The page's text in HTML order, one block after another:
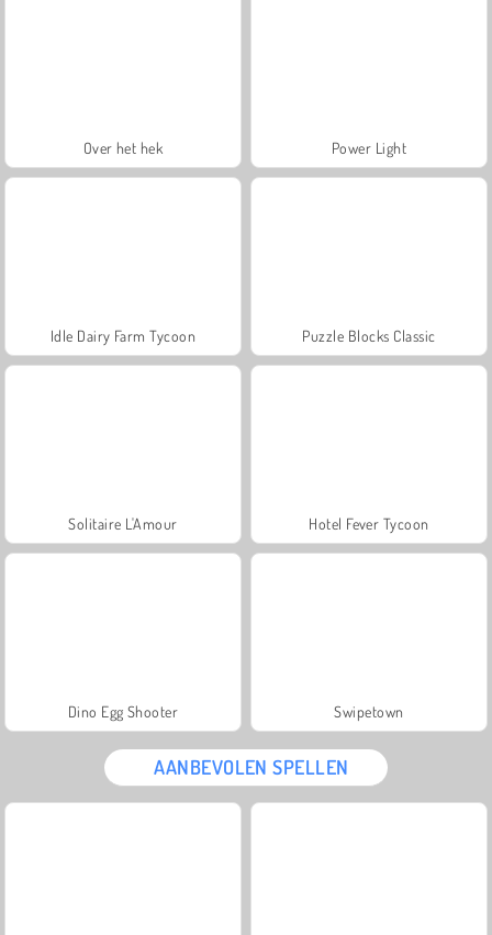
Over het hek Power Light
Idle Dairy Farm Tycoon Puzzle Blocks Classic
Solitaire L'Amour Hotel Fever Tycoon
Dino Egg Shooter Swipetown
AANBEVOLEN SPELLEN